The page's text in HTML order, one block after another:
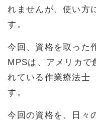
れませんが、使い方
す。
今回、資格を取った
MPSは、アメリカで
れている作業療法士
す。
今回の資格を、日々